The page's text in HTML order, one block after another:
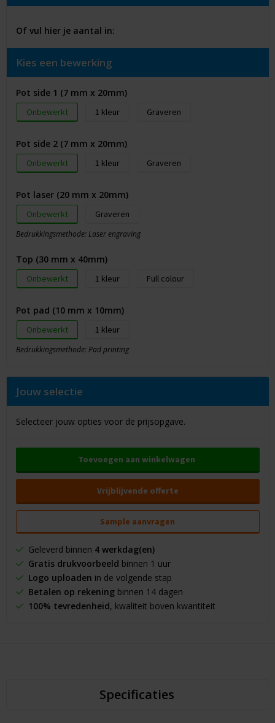
Of vul hier je aantal in:
Kies een bewerking
Pot side 1 (7 mm x 20mm)
Onbewerkt 1 Graveren
Pot side 2 (7 mm x 20mm)
Onbewerkt 1 Graveren
Pot laser (20 mm x 20mm)
Onbewerkt Graveren
Bedrukkingsmethode: Laser engraving
Top (30 mm x 40mm)
Onbewerkt 1 Full colour
Pot pad (10 mm x 10mm)
Onbewerkt 1
Bedrukkingsmethode: Pad printing
Jouw selectie
Selecteer jouw opties voor de prijsopgave.
Toevoegen aan winkelwagen
Vrijblijvende offerte
Sample aanvragen
Geleverd binnen 4 werkdag(en)
Gratis drukvoorbeeld binnen 1 uur
Logo uploaden in de volgende stap
Betalen op rekeningbinnen 14 dagen
100% tevredenheid, kwaliteit boven kwantiteit
Specificaties